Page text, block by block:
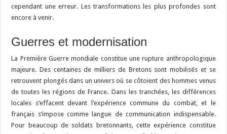
cependant une erreur. Les transformations les plus profondes sont
encore à venir.
Guerres et modernisation
La Première Guerre mondiale constitue une rupture anthropologique
majeure. Des centaines de milliers de Bretons sont mobilisés et se
retrouvent plongés dans un univers où se côtoient des hommes venus
de toutes les régions de France. Dans les tranchées, les différences
locales s’effacent devant l’expérience commune du combat, et le
français s’impose comme langue de communication indispensable.
Pour beaucoup de soldats bretonnants, cette expérience constitue